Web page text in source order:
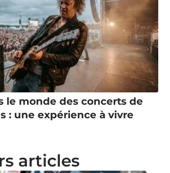
le monde des concerts de
: une expérience à vivre
articles